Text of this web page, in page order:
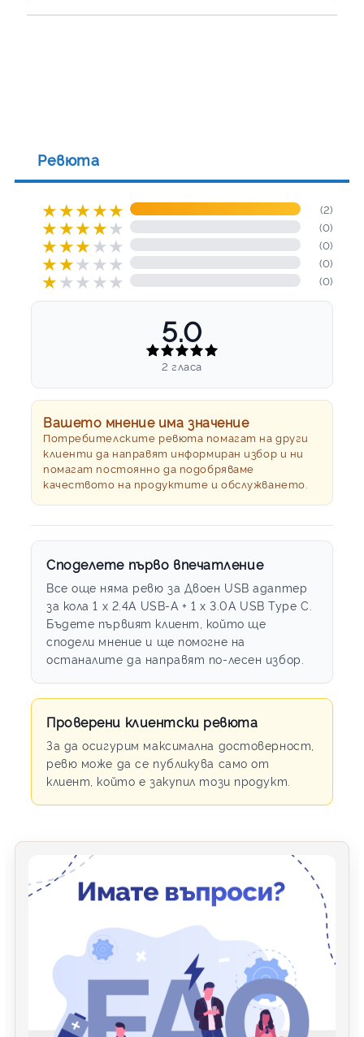
Ревюта
★★★★★ (2)
★★★★★ (0)
★★★★★ (0)
★★★★★ (0)
★★★★★ (0)
5.0
2 гласа
Вашето мнение има значение
Потребителските ревюта помагат на други
клиенти да направят информиран избор и ни
помагат постоянно да подобряваме
качеството на продуктите и обслужването.
Споделете първо впечатление
Все още няма ревю за Двоен USB адаптер
за кола 1 x 2.4A USB-A + 1 x 3.0A USB Type C.
Бъдете първият клиент, който ще
сподели мнение и ще помогне на
останалите да направят по-лесен избор.
Проверени клиентски ревюта
За да осигурим максимална достоверност,
ревю може да се публикува само от
клиент, който е закупил този продукт.